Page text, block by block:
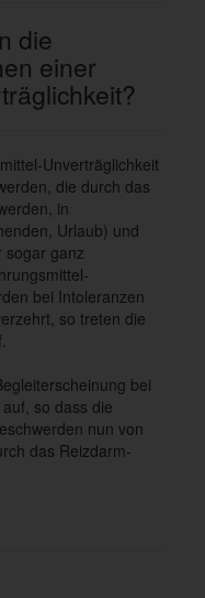
die
einer
Unverträglichkeit
die durch das
in
Urlaub) und
sogar ganz
bei Intoleranzen
so treten die
bei
so dass die
nun von
das Reizdarm-